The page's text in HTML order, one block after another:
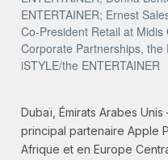
ENTERTAINER; Ernest
Co-President Retail at
Corporate Partnerships, the
iSTYLE/the ENTERTAINER
Dubaï, Émirats Arabes Unis
principal partenaire Apple
Afrique et en Europe